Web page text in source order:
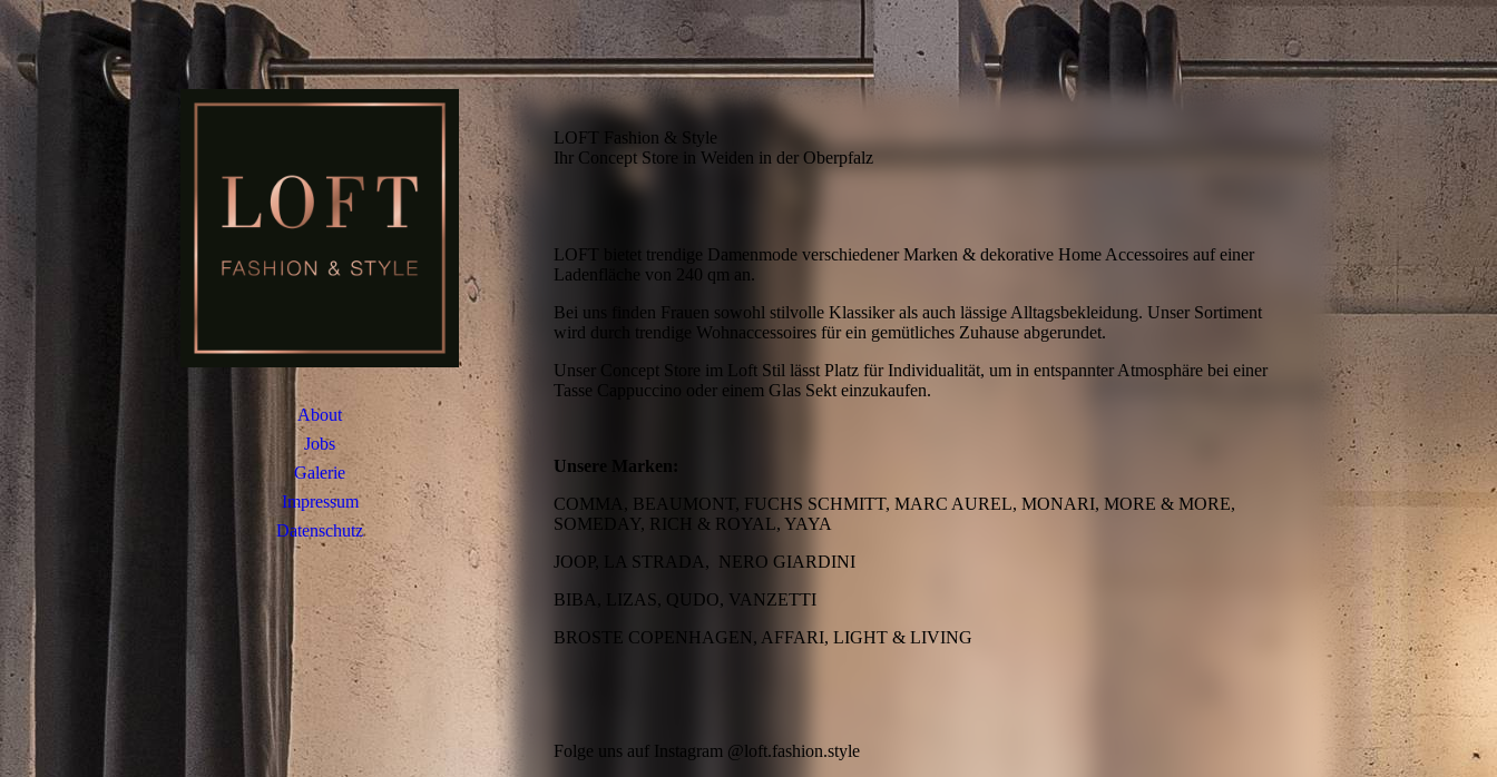
About
Jobs
Galerie
Impressum
Datenschutz
LOFT Fashion & Style
Ihr Concept Store in Weiden in der Oberpfalz
LOFT bietet trendige Damenmode verschiedener Marken & dekorative Home Accessoires auf einer
Ladenfläche von 240 qm an.
Bei uns finden Frauen sowohl stilvolle Klassiker als auch lässige Alltagsbekleidung. Unser Sortiment
wird durch trendige Wohnaccessoires für ein gemütliches Zuhause abgerundet.
Unser Concept Store im Loft Stil lässt Platz für Individualität, um in entspannter Atmosphäre bei einer
Tasse Cappuccino oder einem Glas Sekt einzukaufen.
Unsere Marken:
COMMA, BEAUMONT, FUCHS SCHMITT, MARC AUREL, MONARI, MORE & MORE,
SOMEDAY, RICH & ROYAL, YAYA
JOOP, LA STRADA, NERO GIARDINI
BIBA, LIZAS, QUDO, VANZETTI
BROSTE COPENHAGEN, AFFARI, LIGHT & LIVING
Folge uns auf Instagram @loft.fashion.style